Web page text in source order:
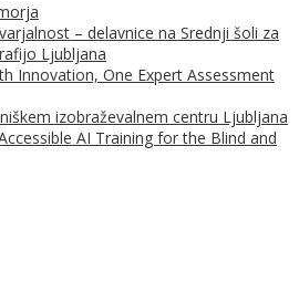
– delavnice na Srednji šoli za
Ljubljana
Innovation, One Expert Assessment
izobraževalnem centru Ljubljana
AI Training for the Blind and